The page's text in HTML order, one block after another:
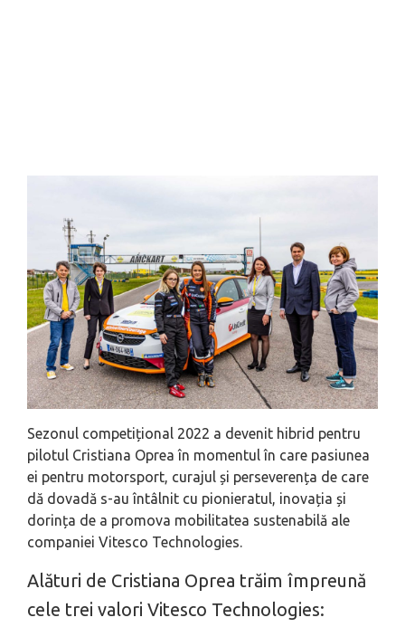
Sezonul competițional 2022 a devenit hibrid pentru
pilotul Cristiana Oprea în momentul în care pasiunea
ei pentru motorsport, curajul și perseverența de care
dă dovadă s-au întâlnit cu pionieratul, inovația și
dorința de a promova mobilitatea sustenabilă ale
companiei Vitesco Technologies.
Alături de Cristiana Oprea trăim împreună
cele trei valori Vitesco Technologies: